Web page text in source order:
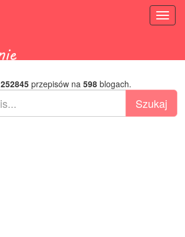
252845przepisów na 598blogach.